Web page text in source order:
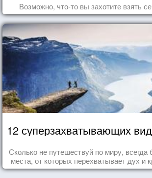
Возможно, что-то вы захотите взять
12 суперзахватывающих
Сколько не путешествуй по миру, всегда
места, от которых перехватывает дух и